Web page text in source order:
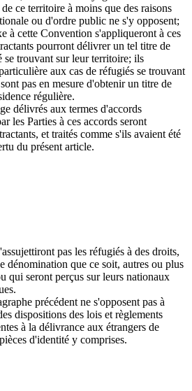
ce territoire à moins que des raisons
ou d'ordre public ne s'y opposent;
à cette Convention s'appliqueront à ces
pourront délivrer un tel titre de
se trouvant sur leur territoire; ils
aux cas de réfugiés se trouvant
pas en mesure d'obtenir un titre de
régulière.
délivrés aux termes d'accords
les Parties à ces accords seront
et traités comme s'ils avaient été
du présent article.
pas les réfugiés à des droits,
dénomination que ce soit, autres ou plus
qui seront perçus sur leurs nationaux
précédent ne s'opposent pas à
dispositions des lois et règlements
à la délivrance aux étrangers de
d'identité y comprises.